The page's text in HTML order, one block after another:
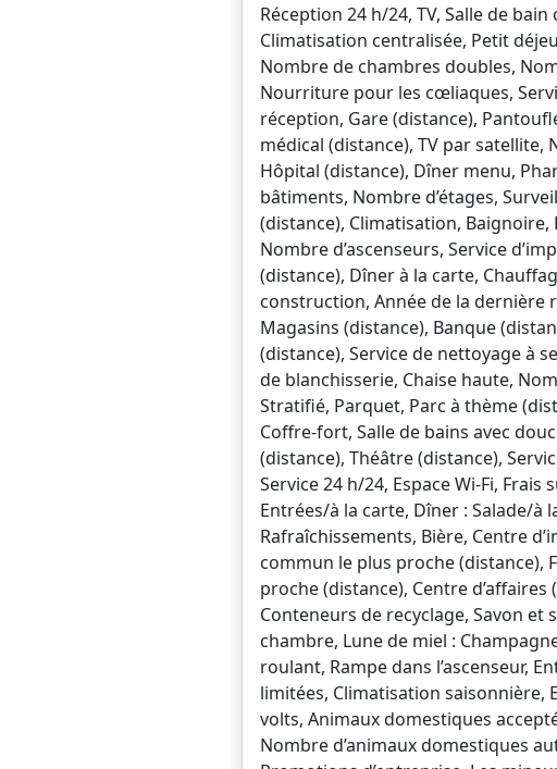
Réception 24 h/24, TV, Salle de
Climatisation centralisée, Petit
Nombre de chambres doubles,
Nourriture pour les cœliaques,
réception, Gare (distance),
médical (distance), TV par
Hôpital (distance), Dîner menu,
bâtiments, Nombre d’étages,
(distance), Climatisation,
Nombre d’ascenseurs, Service
(distance), Dîner à la carte,
construction, Année de la dernière
Magasins (distance), Banque
(distance), Service de nettoyage à
de blanchisserie, Chaise haute,
Stratifié, Parquet, Parc à thème
Coffre-fort, Salle de bains avec
(distance), Théâtre (distance),
Service 24 h/24, Espace Wi-Fi,
Entrées/à la carte, Dîner : Salade/à
Rafraîchissements, Bière, Centre
commun le plus proche (distance),
proche (distance), Centre
Conteneurs de recyclage, Savon et
chambre, Lune de miel :
roulant, Rampe dans l’ascenseur,
limitées, Climatisation saisonnière,
volts, Animaux domestiques
Nombre d’animaux domestiques